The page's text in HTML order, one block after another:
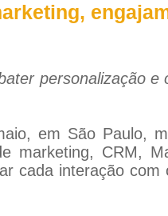
personalização e
em São Paulo,
marketing, CRM,
cada interação com